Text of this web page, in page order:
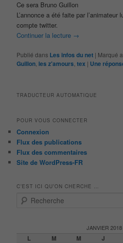
Ce sera Bruno Guillon
L’annonce a été faite par
compte twitter.
Continuer la lecture →
Publié dans Les infos du net | Marqué
Guillon, les z'amours,tex | Une
TRADUCTEUR AUTOMATIQUE
POUR VOUS CONNECTER
Connexion
Flux des publications
Flux des commentaires
Site de WordPress-FR
C’EST ICI QU’ON CHERCHE …
JANVIER 2018
L M M J